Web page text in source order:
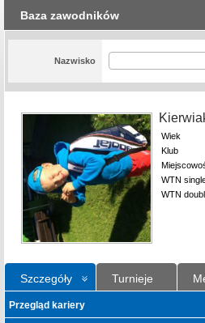
Baza zawodników
Nazwisko
Wiek
Klub
WTN
WTN
Szczegóły Turnieje
Przegląd kariery